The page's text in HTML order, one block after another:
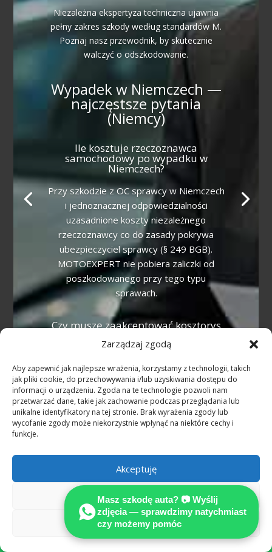
Zarządzaj zgodą
Aby zapewnić jak najlepsze wrażenia, korzystamy z technologii, takich
jak pliki cookie, do przechowywania i/lub uzyskiwania dostępu do
informacji o urządzeniu. Zgoda na te technologie pozwoli nam
przetwarzać dane, takie jak zachowanie podczas przeglądania lub
unikalne identyfikatory na tej stronie. Brak wyrażenia zgody lub
wycofanie zgody może niekorzystnie wpłynąć na niektóre cechy i
funkcje.
Akceptuję
Odmów
Zobacz preferencje
Niezależna ekspertyza techniczna ujawnia
pełny zakres szkody według standardów M.
Poznaj nasz przewodnik, by skutecznie
walczyć o odszkodowanie.
Wypadek w Niemczech —
najczęstsze pytania
(Niemcy)
Ile kosztuje rzeczoznawca
samochodowy po wypadku w
Niemczech?
Przy szkodzie z OC sprawcy w Niemczech
i jednoznacznej odpowiedzialności
uzasadnione koszty niezależnego
rzeczoznawcy co do zasady pokrywa
ubezpieczyciel sprawcy (§ 249 BGB).
MOTOEXPERT nie pobiera zaliczki od
poszkodowanego przy tego typu
sprawach.
Czy muszę zaakceptować kosztorys
reprezentuje interes płatnika i bywa
zaniżony. Masz prawo do niezależnej,
certyfikowanej opinii technicznej
MOTOEXPERT — to podstawa pełnego
odszkodowania.
Kiedy przysługuje auto zastępcze?
Przy niezawinionej szkodzie z OC sprawcy
w Niemczech auto zastępcze przysługuje
na czas naprawy lub odkupu pojazdu.
Alternatywą jest odszkodowanie za utratę
możliwości korzystania (Nutzungsausfall).

Masz szkodę auta? 📷 Wyślij
zdjęcia — sprawdzimy natychmiast
czy możemy pomóc